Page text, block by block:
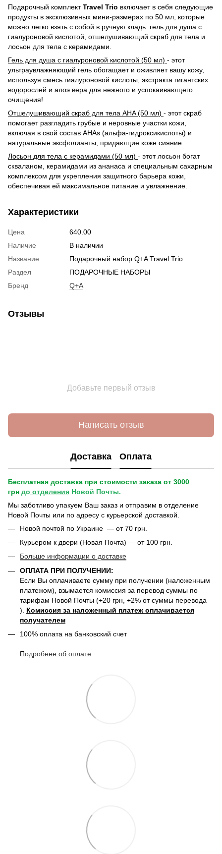
Подарочный комплектTravel Trio включает в себя следующие
продукты в эксклюзивных мини-размерах по 50 мл, которые
можно легко взять с собой в ручную кладь: гель для душа с
гиалуроновой кислотой, отшелушивающий скраб для тела и
лосьон для тела с керамидами.
Гель для душа с гиалуроновой кислотой (50 мл) - этот
ультраувлажняющий гель обогащает и оживляет вашу кожу,
используя смесь гиалуроновой кислоты, экстракта гигантских
водорослей и алоэ вера для нежного и успокаивающего
очищения!
Отшелушивающий скраб для тела AHA (50 мл) - этот скраб
помогает разгладить грубые и неровные участки кожи,
включая в свой состав AHAs (альфа-гидроксикислоты) и
натуральные эксфолианты, придающие коже сияние.
Лосьон для тела с керамидами (50 мл) - этот лосьон богат
скваланом, керамидами из ананаса и специальным сахарным
комплексом для укрепления защитного барьера кожи,
обеспечивая ей максимальное питание и увлажнение.
Характеристики
Цена
640.00
Наличие
В наличии
Название
Подарочный набор Q+A Travel Trio
Раздел
ПОДАРОЧНЫЕ НАБОРЫ
Бренд
Q+A
Отзывы
Добавьте первый отзыв
Написать отзыв
Доставка Оплата
Бесплатная доставка при стоимости заказа от 3000
грн до отделения Новой Почты.
Мы заботливо упакуем Ваш заказ и отправим в отделение
Новой Почты или по адресу с курьерской доставкой.
Новой почтой по Украине — от 70 грн.
Курьером к двери (Новая Почта) — от 100 грн.
Больше информации о доставке
ОПЛАТА ПРИ ПОЛУЧЕНИИ:
Если Вы оплачиваете сумму при получении (наложенным
платежом), взымается комиссия за перевод суммы по
тарифам Новой Почты (+20 грн, +2% от суммы перевода
). Комиссия за наложенный платеж оплачивается
получателем
100% оплата на банковский счет
Подробнее об оплате